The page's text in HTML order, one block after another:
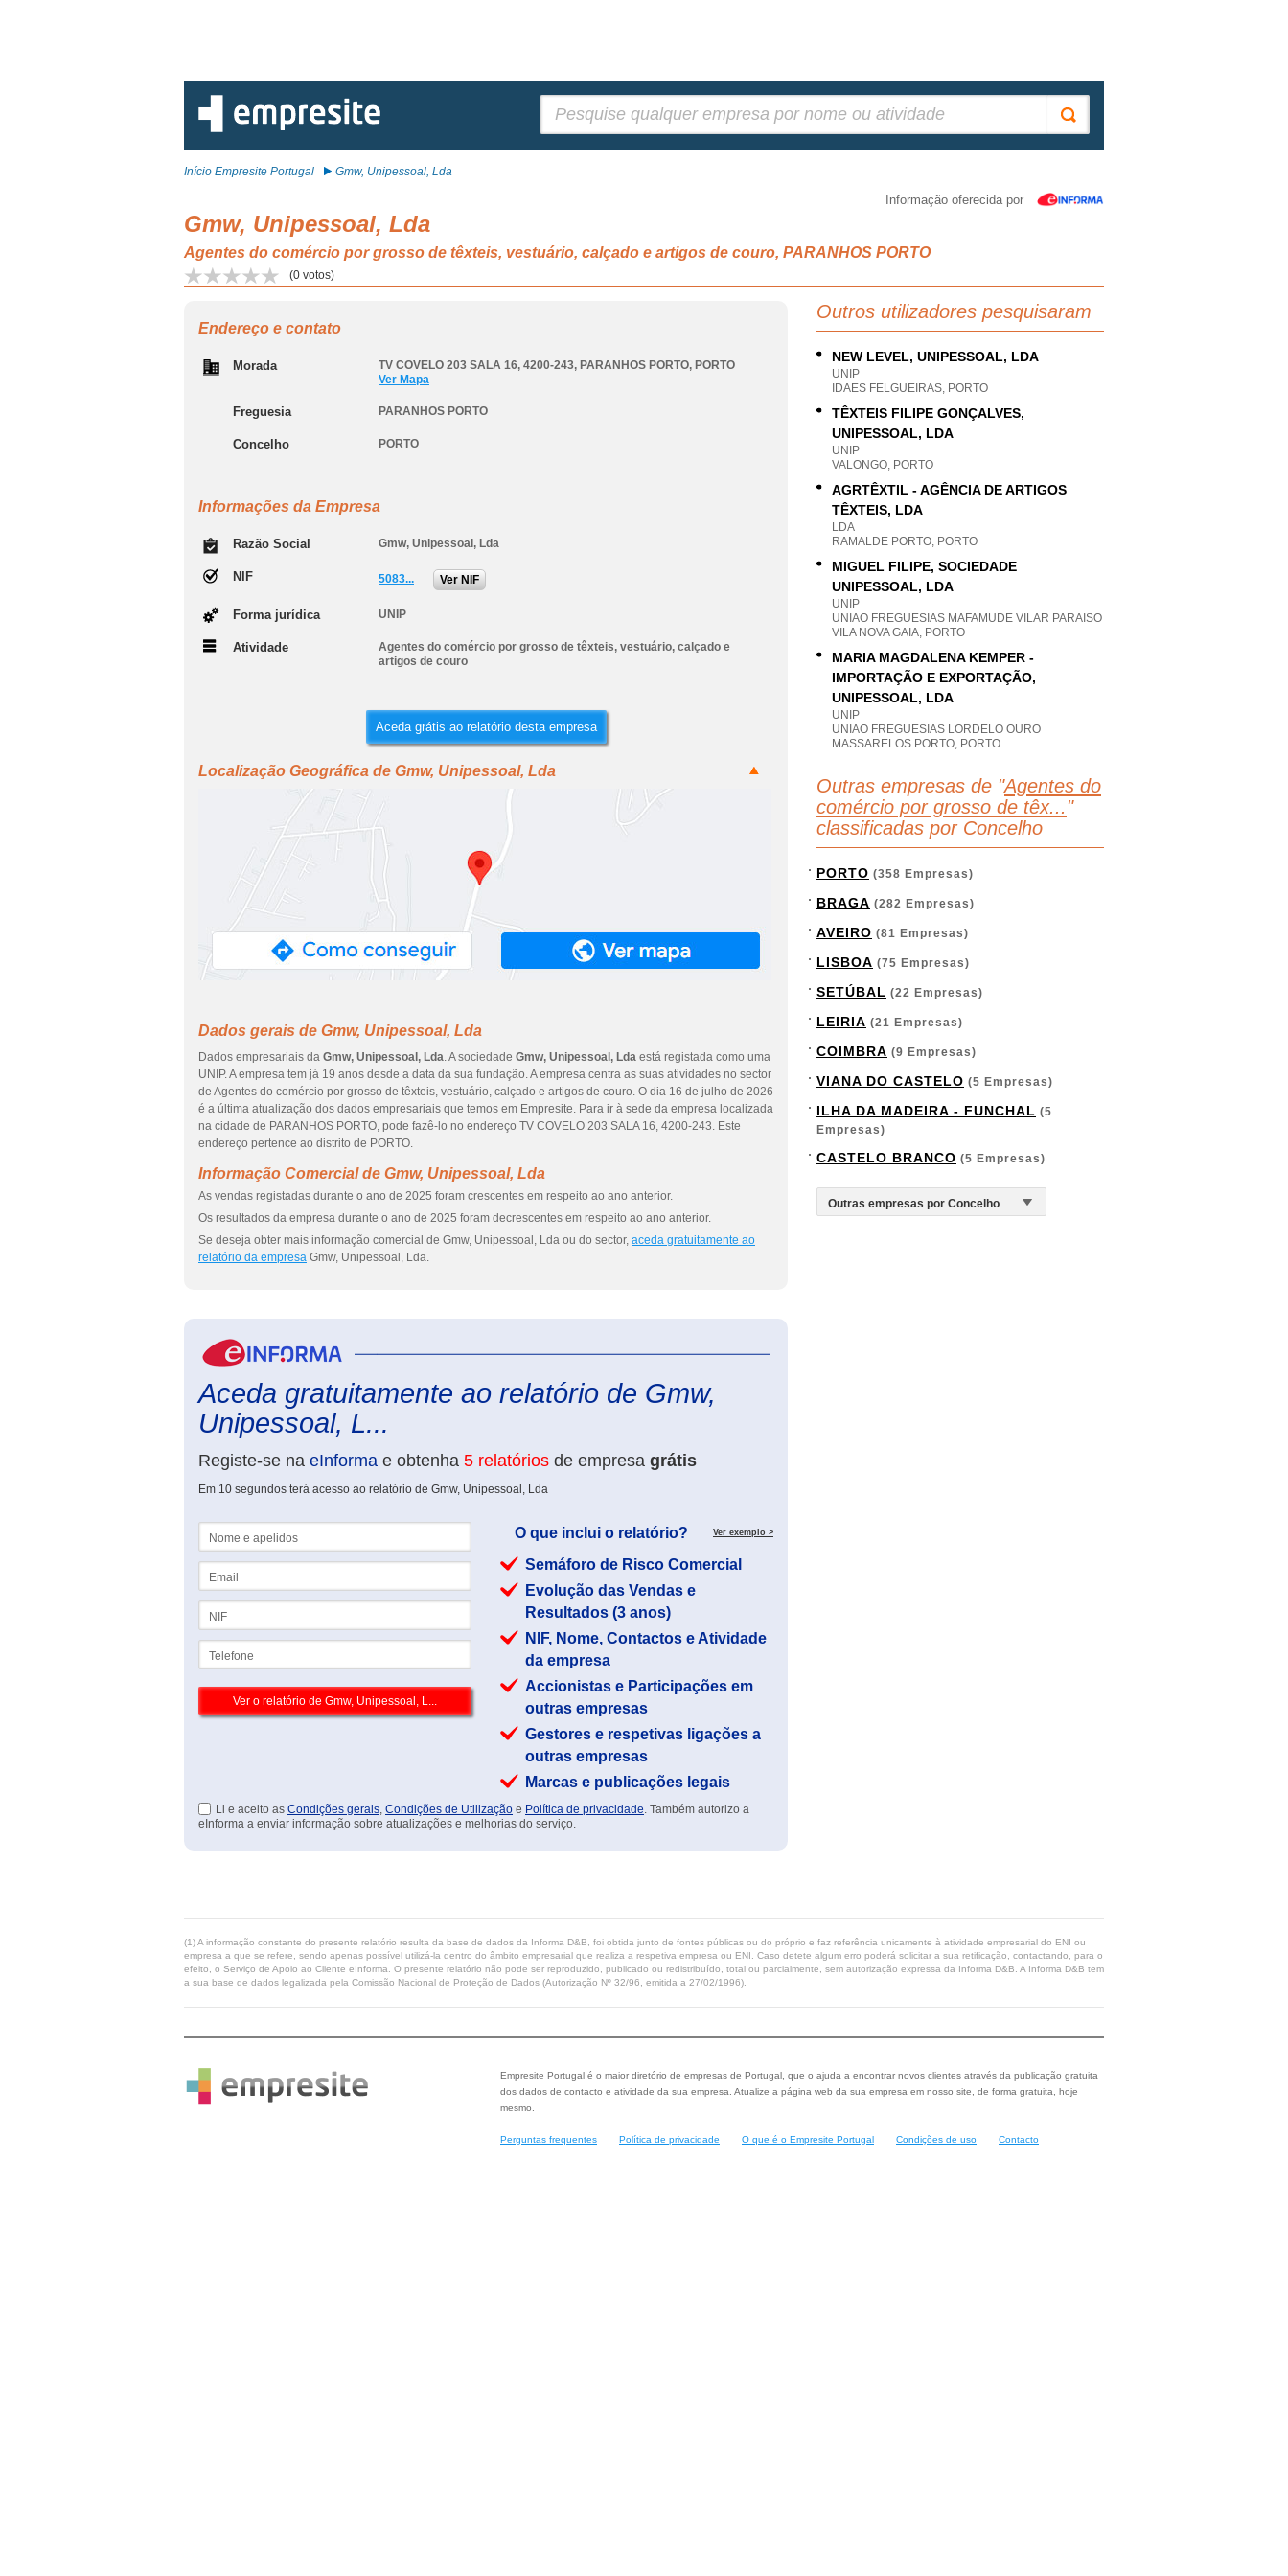
Início Empresite Portugal Gmw, Unipessoal, Lda
Informação oferecida por
Gmw, Unipessoal, Lda
Agentes do comércio por grosso de têxteis, vestuário, calçado e artigos de couro, PARANHOS PORTO
(0 votos)
Endereço e contato
Morada TV COVELO 203 SALA 16, 4200-243, PARANHOS PORTO, PORTO
Ver Mapa
Freguesia PARANHOS PORTO
Concelho PORTO
Informações da Empresa
Razão Social Gmw, Unipessoal, Lda
NIF 5083... Ver NIF
Forma jurídica UNIP
Atividade
Agentes do comércio por grosso de têxteis, vestuário, calçado e
artigos de couro
Aceda grátis ao relatório desta empresa
Localização Geográfica de Gmw, Unipessoal, Lda
Dados gerais de Gmw, Unipessoal, Lda
Dados empresariais da Gmw, Unipessoal, Lda. A sociedade Gmw, Unipessoal, Lda está registada como uma
UNIP. A empresa tem já 19 anos desde a data da sua fundação. A empresa centra as suas atividades no sector
de Agentes do comércio por grosso de têxteis, vestuário, calçado e artigos de couro. O dia 16 de julho de 2026
é a última atualização dos dados empresariais que temos em Empresite. Para ir à sede da empresa localizada
na cidade de PARANHOS PORTO, pode fazê-lo no endereço TV COVELO 203 SALA 16, 4200-243. Este
endereço pertence ao distrito de PORTO.
Informação Comercial de Gmw, Unipessoal, Lda
As vendas registadas durante o ano de 2025 foram crescentes em respeito ao ano anterior.
Os resultados da empresa durante o ano de 2025 foram decrescentes em respeito ao ano anterior.
Se deseja obter mais informação comercial de Gmw, Unipessoal, Lda ou do sector, aceda gratuitamente ao
relatório da empresa Gmw, Unipessoal, Lda.
Aceda gratuitamente ao relatório de Gmw,
Unipessoal, L...
Registe-se na eInforma e obtenha 5 relatórios de empresa grátis
Em 10 segundos terá acesso ao relatório de Gmw, Unipessoal, Lda
O que inclui o relatório? Ver exemplo >
Semáforo de Risco Comercial
Evolução das Vendas e
Resultados (3 anos)
NIF, Nome, Contactos e Atividade
da empresa
Accionistas e Participações em
outras empresas
Gestores e respetivas ligações a
outras empresas
Marcas e publicações legais
Li e aceito as Condições gerais, Condições de Utilização e Política de privacidade. Também autorizo a
eInforma a enviar informação sobre atualizações e melhorias do serviço.
Outros utilizadores pesquisaram
NEW LEVEL, UNIPESSOAL, LDA
UNIP
IDAES FELGUEIRAS, PORTO
TÊXTEIS FILIPE GONÇALVES,
UNIPESSOAL, LDA
UNIP
VALONGO, PORTO
AGRTÊXTIL - AGÊNCIA DE ARTIGOS
TÊXTEIS, LDA
LDA
RAMALDE PORTO, PORTO
MIGUEL FILIPE, SOCIEDADE
UNIPESSOAL, LDA
UNIP
UNIAO FREGUESIAS MAFAMUDE VILAR PARAISO
VILA NOVA GAIA, PORTO
MARIA MAGDALENA KEMPER -
IMPORTAÇÃO E EXPORTAÇÃO,
UNIPESSOAL, LDA
UNIP
UNIAO FREGUESIAS LORDELO OURO
MASSARELOS PORTO, PORTO
Outras empresas de "Agentes do
comércio por grosso de têx... "
classificadas por Concelho
PORTO (358 Empresas)
BRAGA (282 Empresas)
AVEIRO (81 Empresas)
LISBOA (75 Empresas)
SETÚBAL (22 Empresas)
LEIRIA (21 Empresas)
COIMBRA (9 Empresas)
VIANA DO CASTELO (5 Empresas)
ILHA DA MADEIRA - FUNCHAL (5
Empresas)
CASTELO BRANCO (5 Empresas)
(1) A informação constante do presente relatório resulta da base de dados da Informa D&B, foi obtida junto de fontes públicas ou do próprio e faz referência unicamente à atividade empresarial do ENI ou
empresa a que se refere, sendo apenas possível utilizá-la dentro do âmbito empresarial que realiza a respetiva empresa ou ENI. Caso detete algum erro poderá solicitar a sua retificação, contactando, para o
efeito, o Serviço de Apoio ao Cliente eInforma. O presente relatório não pode ser reproduzido, publicado ou redistribuído, total ou parcialmente, sem autorização expressa da Informa D&B. A Informa D&B tem
a sua base de dados legalizada pela Comissão Nacional de Proteção de Dados (Autorização Nº 32/96, emitida a 27/02/1996).
Empresite Portugal é o maior diretório de empresas de Portugal, que o ajuda a encontrar novos clientes através da publicação gratuita
dos dados de contacto e atividade da sua empresa. Atualize a página web da sua empresa em nosso site, de forma gratuita, hoje
mesmo.
Perguntas frequentes Política de privacidade O que é o Empresite Portugal Condições de uso Contacto